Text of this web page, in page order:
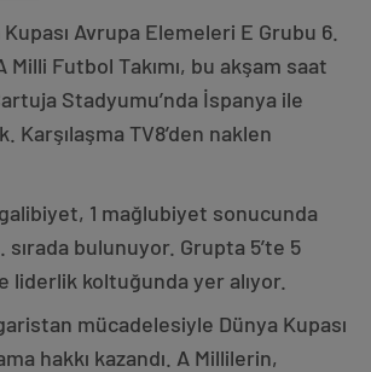
Avrupa Elemeleri E Grubu 6.
Milli Futbol Takımı, bu akşam saat
Stadyumu’nda İspanya ile
Karşılaşma TV8’den naklen
1 mağlubiyet sonucunda
sırada bulunuyor. Grupta 5’te 5
liderlik koltuğunda yer alıyor.
mücadelesiyle Dünya Kupası
hakkı kazandı. A Millilerin,